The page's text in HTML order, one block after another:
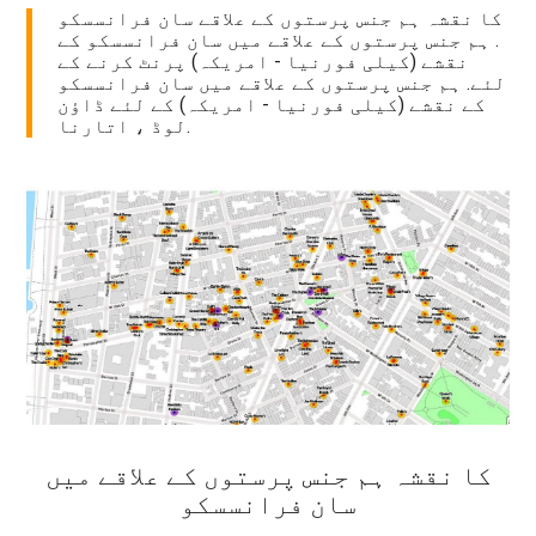
کا نقشہ ہم جنس پرستوں کے علاقے سان فرانسسکو
. ہم جنس پرستوں کے علاقے میں سان فرانسسکو کے
نقشے (کیلی فورنیا - امریکہ) پرنٹ کرنے کے
لئے. ہم جنس پرستوں کے علاقے میں سان فرانسسکو
کے نقشے (کیلی فورنیا - امریکہ) کے لئے ڈاؤن
لوڈ ، اتارنا.
کا نقشہ ہم جنس پرستوں کے علاقے میں
سان فرانسسکو